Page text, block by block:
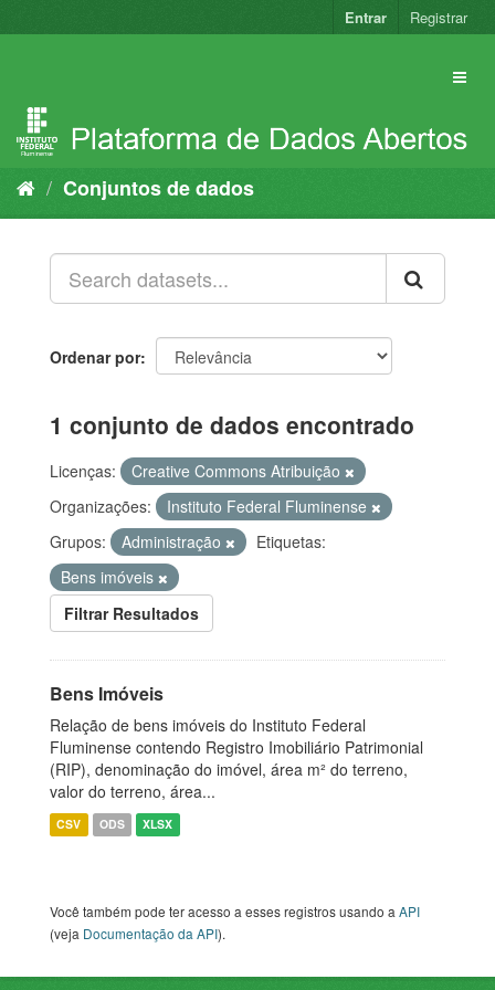
para
Entrar Registrar
Conjuntos de dados
Ordenar por
1 conjunto de dados encontrado
Licenças:
Creative Commons Atribuição
Organizações:
Instituto Federal Fluminense
Grupos:
Administração
Etiquetas:
Bens imóveis
Filtrar Resultados
Bens Imóveis
Relação de bens imóveis do Instituto Federal
Fluminense contendo Registro Imobiliário Patrimonial
(RIP), denominação do imóvel, área m² do terreno,
valor do terreno, área...
CSV ODS XLSX
Você também pode ter acesso a esses registros usando aAPI
(veja Documentação da API).